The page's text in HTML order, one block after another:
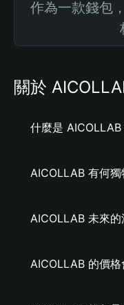
作為一款錢包
關於
什麼是 AICOLLAB
AICOLLAB 有何獨
AICOLLAB 未來的
AICOLLAB 的價格